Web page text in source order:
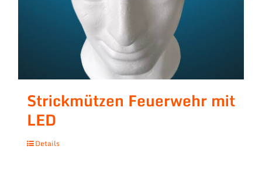
Strickmützen Feuerwehr mit
LED
Details